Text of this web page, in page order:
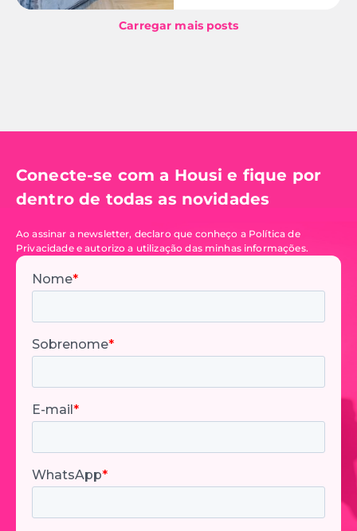
Carregar mais posts
Conecte-se com a Housi e fique por
dentro de todas as novidades
Ao assinar a newsletter, declaro que conheço a Política de
Privacidade e autorizo a utilização das minhas informações.